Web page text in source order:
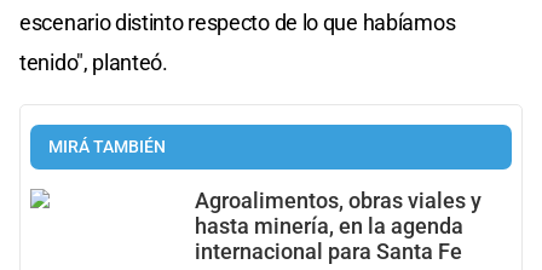
escenario distinto respecto de lo que habíamos
tenido", planteó.
MIRÁ TAMBIÉN
Agroalimentos, obras viales y
hasta minería, en la agenda
internacional para Santa Fe